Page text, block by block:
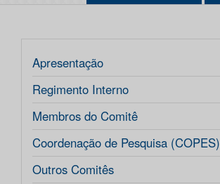
Apresentação
Regimento Interno
Membros do Comitê
Coordenação de Pesquisa (COPES)
Outros Comitês